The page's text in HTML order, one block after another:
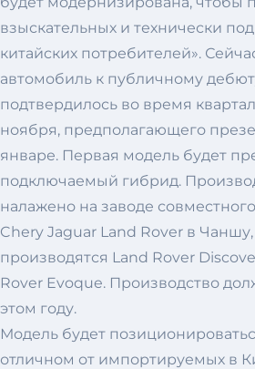
взыскательных и технически
китайских потребителей».
автомобиль к публичному
подтвердилось во время
ноября, предполагающего
январе. Первая модель будет
подключаемый гибрид.
налажено на заводе
Chery Jaguar Land Rover в Чаншу,
производятся Land Rover
Rover Evoque. Производство
этом году.
Модель будет
отличном от импортируемых в